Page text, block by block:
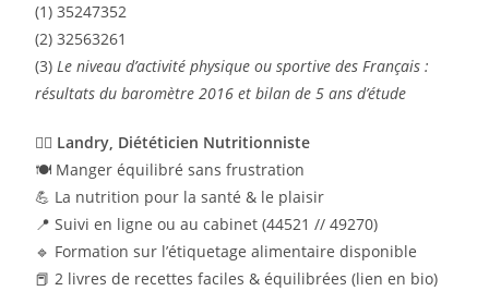
(1) 35247352
(2) 32563261
(3)Le niveau d’activité physique ou sportive des Français :
résultats du baromètre 2016 et bilan de 5 ans d’étude
👨‍⚕️ Landry, Diététicien Nutritionniste
🍽️ Manger équilibré sans frustration
💪 La nutrition pour la santé & le plaisir
📍 Suivi en ligne ou au cabinet (44521 // 49270)
🔹 Formation sur l’étiquetage alimentaire disponible
📕 2 livres de recettes faciles & équilibrées (lien en bio)